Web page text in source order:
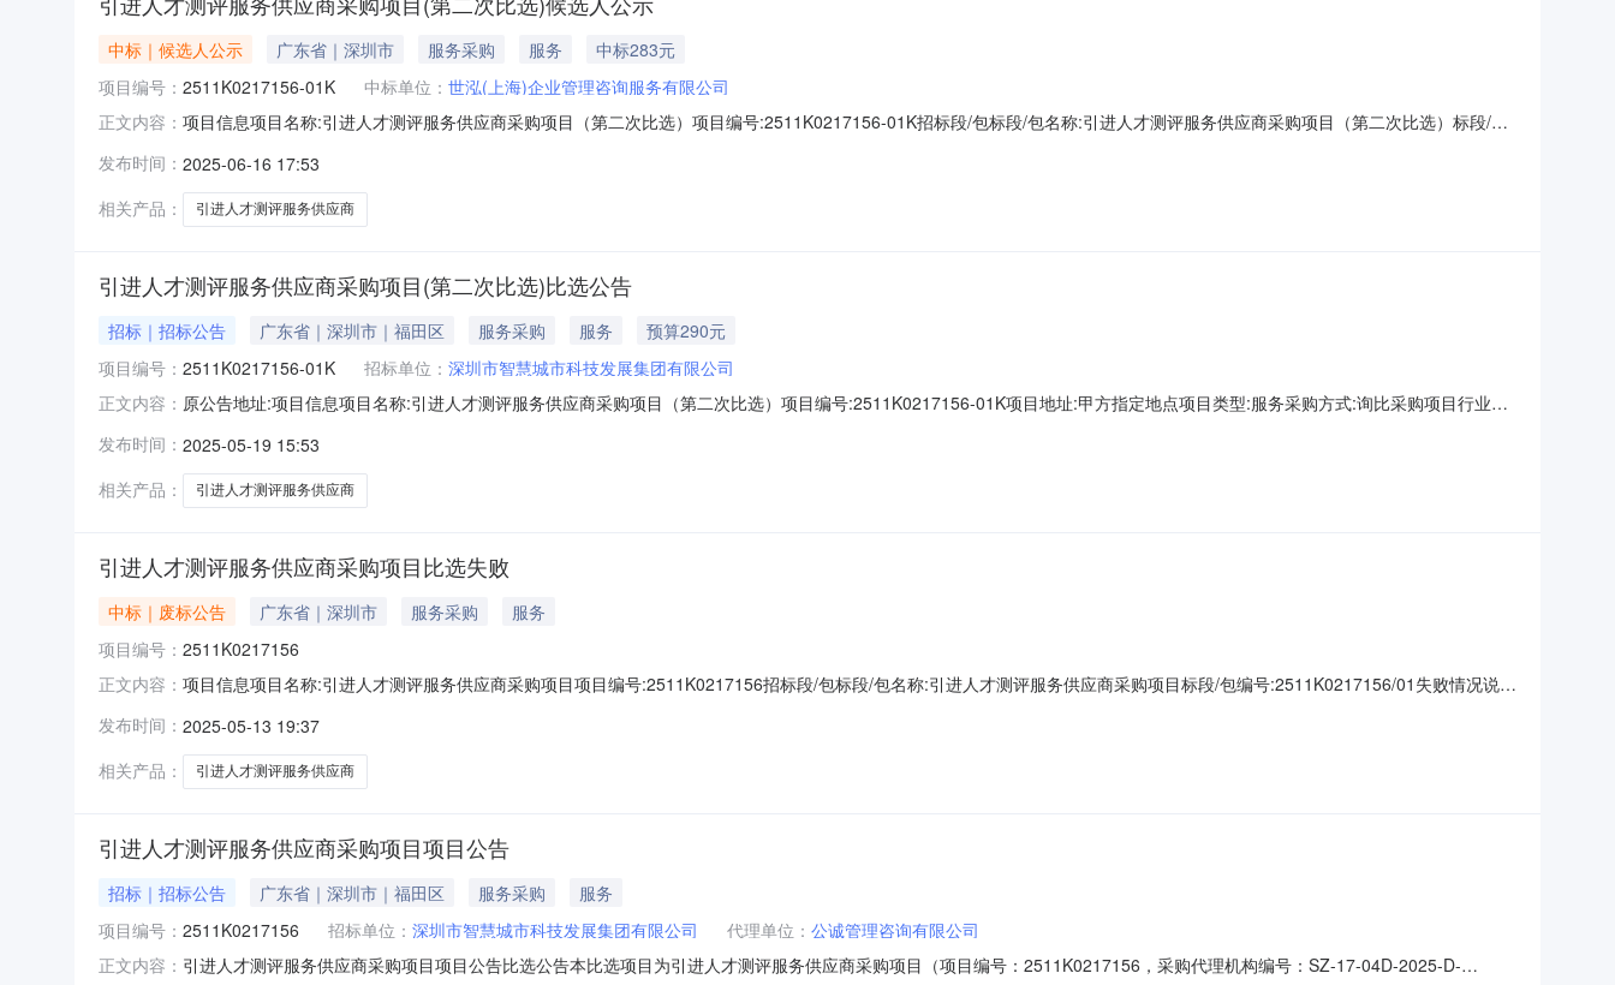
中标｜候选人公示 广东省｜深圳市 服务采购 服务
中标283元
项目编号： 2511K0217156-01K 中标单位： 世泓(上海)企业管理咨询服务有限公司
正文内容： 项目信息项目名称:引进人才测评服务供应商采购项目（第二次比选）项目编号:2511K0217156-01K招标段/包标段/包名称:引进人才测评服务供应商采购项目（第二次比选）标段/包
候选人中标候选人名称：世泓(上海)企业管理咨询服务有限公司中标价格（元）：283.24其他事项：点击查看源网详情：
发布时间： 2025-06-16 17:53
相关产品：
引进人才测评服务供应商
引进人才测评服务供应商采购项目(第二次比选)比选公告
招标｜招标公告 广东省｜深圳市｜福田区 服务采购 服务
预算290元
项目编号： 2511K0217156-01K 招标单位： 深圳市智慧城市科技发展集团有限公司
正文内容： 原公告地址:项目信息项目名称:引进人才测评服务供应商采购项目（第二次比选）项目编号:2511K0217156-01K项目地址:甲方指定地点项目类型:服务采购方式:询比采购项目行业分
购内容为人才胜任力行为水平在线测评。详见第五章项目需求公告名称:引进人才测评服务供应商采购项目（第二次比选）比选公告公告发布媒体深圳阳光采购平台，中国招投标公共
服务平台公告开始时
发布时间： 2025-05-19 15:53
相关产品：
引进人才测评服务供应商
引进人才测评服务供应商采购项目比选失败
中标｜废标公告 广东省｜深圳市 服务采购
服务
项目编号： 2511K0217156
正文内容： 项目信息项目名称:引进人才测评服务供应商采购项目项目编号:2511K0217156招标段/包标段/包名称:引进人才测评服务供应商采购项目标段/包编号:2511K0217156/01失败情况说
发布时间： 2025-05-13 19:37
相关产品：
引进人才测评服务供应商
引进人才测评服务供应商采购项目项目公告
招标｜招标公告 广东省｜深圳市｜福田区 服务采购
服务
项目编号： 2511K0217156 招标单位： 深圳市智慧城市科技发展集团有限公司 代理单位： 公诚管理咨询有限公司
正文内容： 引进人才测评服务供应商采购项目项目公告比选公告本比选项目为引进人才测评服务供应商采购项目（项目编号：2511K0217156，采购代理机构编号：SZ-17-04D-2025-D-